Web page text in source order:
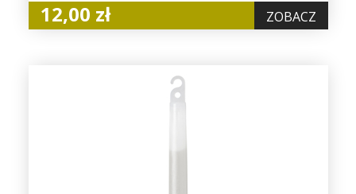
12,00 zł ZOBACZ